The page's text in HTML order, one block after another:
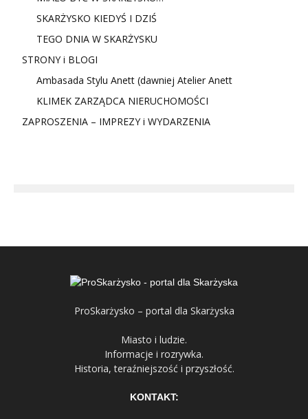
SKARŻYSKO KIEDYŚ I DZIŚ
TEGO DNIA W SKARŻYSKU
STRONY i BLOGI
Ambasada Stylu Anett (dawniej Atelier Anett
KLIMEK ZARZĄDCA NIERUCHOMOŚCI
ZAPROSZENIA – IMPREZY i WYDARZENIA
ProSkarżysko – portal dla Skarżyska
Miasto i ludzie.
Informacje i rozrywka.
Historia, teraźniejszość i przyszłość.
KONTAKT: